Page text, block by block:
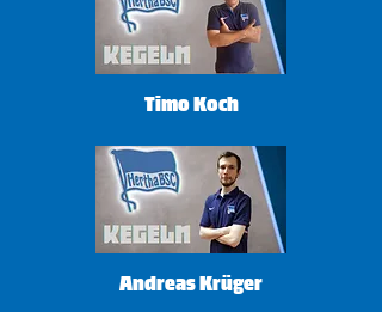
Timo Koch
Andreas Krüger